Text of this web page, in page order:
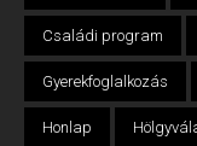
Családi program
Gyerekfoglalkozás
Honlap